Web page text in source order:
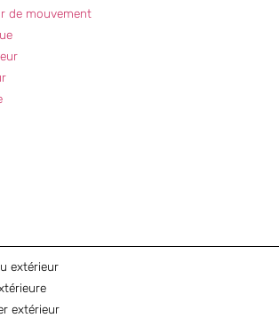
de mouvement
extérieur
extérieur